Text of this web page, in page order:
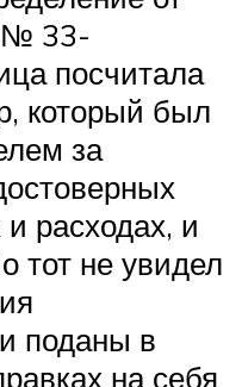
№ 33-
посчитала
который был
за
расходах, и
тот не увидел
поданы в
на себя